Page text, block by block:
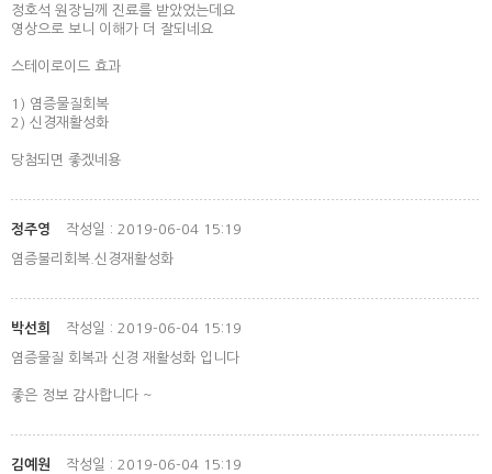
정호석 원장님께 진료를 받았었는데요
영상으로 보니 이해가 더 잘되네요
스테이로이드 효과
1) 염증물질회복
2) 신경재활성화
당첨되면 좋겠네용
정주영 작성일 : 2019-06-04 15:19
염증불리회복.신경재활성화
박선희 작성일 : 2019-06-04 15:19
염증물질 회복과 신경 재활성화 입니다
좋은 정보 감사합니다 ~
김예원 작성일 : 2019-06-04 15:19